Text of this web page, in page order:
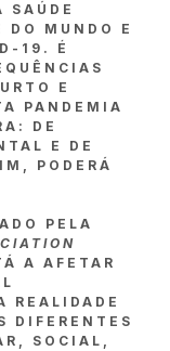
SAÚDE
DO MUNDO E
19. É
E
PANDEMIA
DE
E DE
PODERÁ
PELA
A AFETAR
REALIDADE
DIFERENTES
SOCIAL,